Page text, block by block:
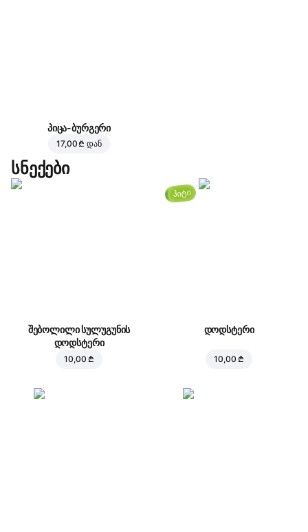
პიცა-ბურგერი
17,00 ₾ დან
სნექები
შებოლილი სულუგუნის
დოდსტერი
10,00 ₾
ჰიტი
დოდსტერი
10,00 ₾